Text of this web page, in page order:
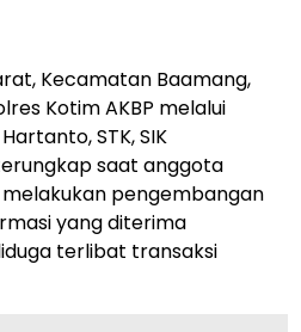
Kecamatan Baamang,
Kotim AKBP melalui
STK, SIK
saat anggota
pengembangan
yang diterima
terlibat transaksi